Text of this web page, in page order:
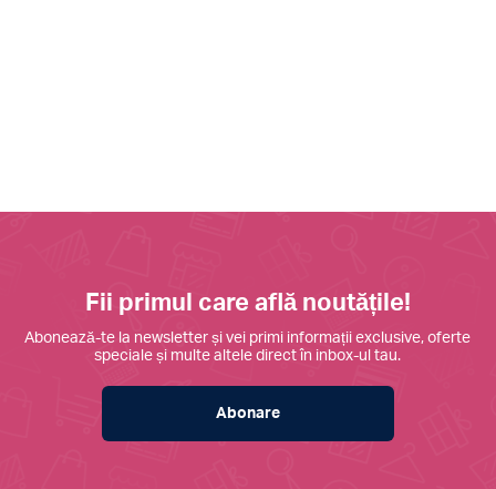
Fii primul care află noutățile!
Abonează-te la newsletter și vei primi informații exclusive, oferte
speciale și multe altele direct în inbox-ul tau.
Abonare